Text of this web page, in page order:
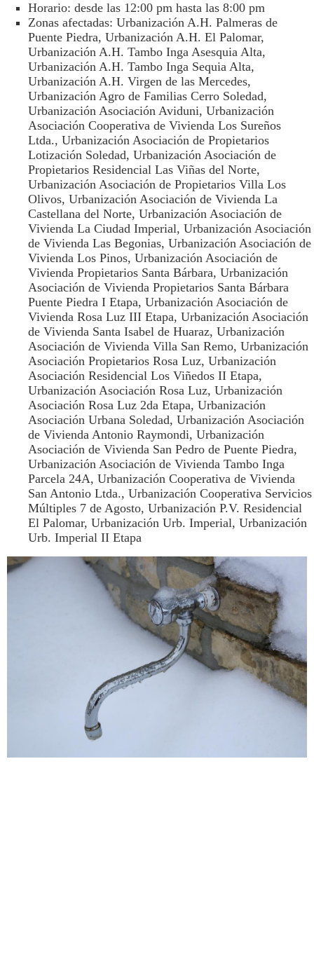
Horario: desde las 12:00 pm hasta las 8:00 pm
Zonas afectadas: Urbanización A.H. Palmeras de
Puente Piedra, Urbanización A.H. El Palomar,
Urbanización A.H. Tambo Inga Asesquia Alta,
Urbanización A.H. Tambo Inga Sequia Alta,
Urbanización A.H. Virgen de las Mercedes,
Urbanización Agro de Familias Cerro Soledad,
Urbanización Asociación Aviduni, Urbanización
Asociación Cooperativa de Vivienda Los Sureños
Ltda., Urbanización Asociación de Propietarios
Lotización Soledad, Urbanización Asociación de
Propietarios Residencial Las Viñas del Norte,
Urbanización Asociación de Propietarios Villa Los
Olivos, Urbanización Asociación de Vivienda La
Castellana del Norte, Urbanización Asociación de
Vivienda La Ciudad Imperial, Urbanización Asociación
de Vivienda Las Begonias, Urbanización Asociación de
Vivienda Los Pinos, Urbanización Asociación de
Vivienda Propietarios Santa Bárbara, Urbanización
Asociación de Vivienda Propietarios Santa Bárbara
Puente Piedra I Etapa, Urbanización Asociación de
Vivienda Rosa Luz III Etapa, Urbanización Asociación
de Vivienda Santa Isabel de Huaraz, Urbanización
Asociación de Vivienda Villa San Remo, Urbanización
Asociación Propietarios Rosa Luz, Urbanización
Asociación Residencial Los Viñedos II Etapa,
Urbanización Asociación Rosa Luz, Urbanización
Asociación Rosa Luz 2da Etapa, Urbanización
Asociación Urbana Soledad, Urbanización Asociación
de Vivienda Antonio Raymondi, Urbanización
Asociación de Vivienda San Pedro de Puente Piedra,
Urbanización Asociación de Vivienda Tambo Inga
Parcela 24A, Urbanización Cooperativa de Vivienda
San Antonio Ltda., Urbanización Cooperativa Servicios
Múltiples 7 de Agosto, Urbanización P.V. Residencial
El Palomar, Urbanización Urb. Imperial, Urbanización
Urb. Imperial II Etapa